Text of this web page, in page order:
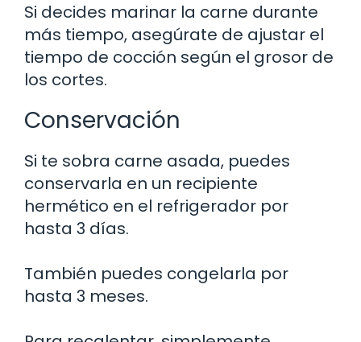
Si decides marinar la carne durante
más tiempo, asegúrate de ajustar el
tiempo de cocción según el grosor de
los cortes.
Conservación
Si te sobra carne asada, puedes
conservarla en un recipiente
hermético en el refrigerador por
hasta 3 días.
También puedes congelarla por
hasta 3 meses.